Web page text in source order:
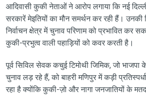
आदिवासी कुकी नेताओं ने आरोप लगाया कि नई
सरकारें मेइतियों का मौन समर्थन कर रही हैं। उनकी
निर्वाचन क्षेत्र में चुनाव परिणाम को प्रभावित कर
कुकी-प्रभुत्व वाली पहाड़ियों को कवर करती है।
पूर्व सिविल सेवक कचुई टिमोथी जिमिक, जो
चुनाव लड़ रहे हैं, को बाहरी मणिपुर में कड़ी
रहा है क्योंकि कुकी-ज़ो और नागा जनजातियों के